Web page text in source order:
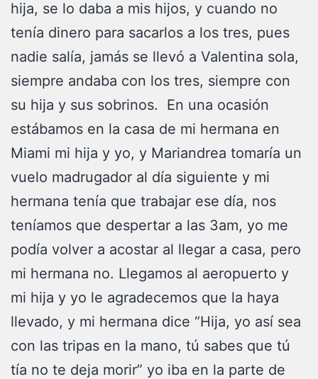
hija, se lo daba a mis hijos, y cuando no
tenía dinero para sacarlos a los tres, pues
nadie salía, jamás se llevó a Valentina sola,
siempre andaba con los tres, siempre con
su hija y sus sobrinos. En una ocasión
estábamos en la casa de mi hermana en
Miami mi hija y yo, y Mariandrea tomaría un
vuelo madrugador al día siguiente y mi
hermana tenía que trabajar ese día, nos
teníamos que despertar a las 3am, yo me
podía volver a acostar al llegar a casa, pero
mi hermana no. Llegamos al aeropuerto y
mi hija y yo le agradecemos que la haya
llevado, y mi hermana dice “Hija, yo así sea
con las tripas en la mano, tú sabes que tú
tía no te deja morir” yo iba en la parte de